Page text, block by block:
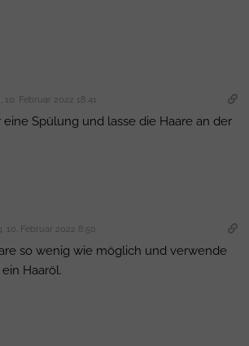
10. Februar 2022 18:41
Spülung und lasse die Haare an der
10. Februar 2022 8:50
so wenig wie möglich und verwende
Haaröl.